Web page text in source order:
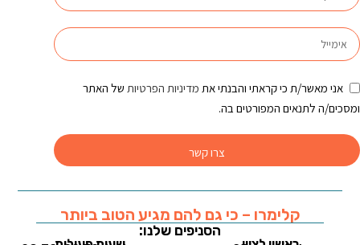
אני מאשר/ת כי קראתי והבנתי את מדיניות הפרטיות של האתר
ומסכים/ה לתנאים המפורטים בה.
צרו קשר
קלימרו – כי גם להם מגיע הטוב ביותר
הסניפים שלנו: